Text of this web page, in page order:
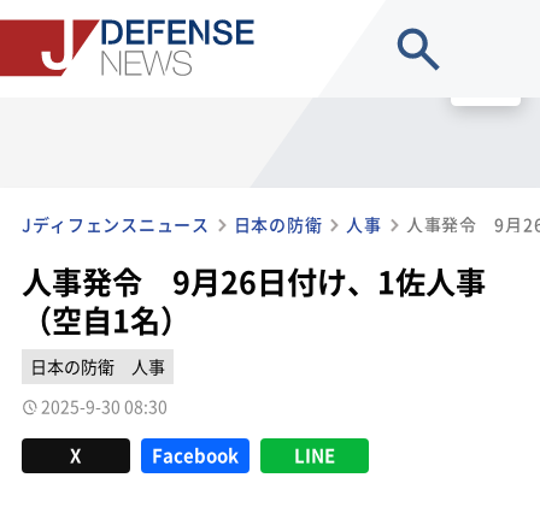
Jディフェンスニュース 日本の防衛 人事 人事発令 9月
人事発令 9月26日付け、1佐人事
（空自1名）
日本の防衛
人事
2025-9-30 08:30
X Facebook LINE